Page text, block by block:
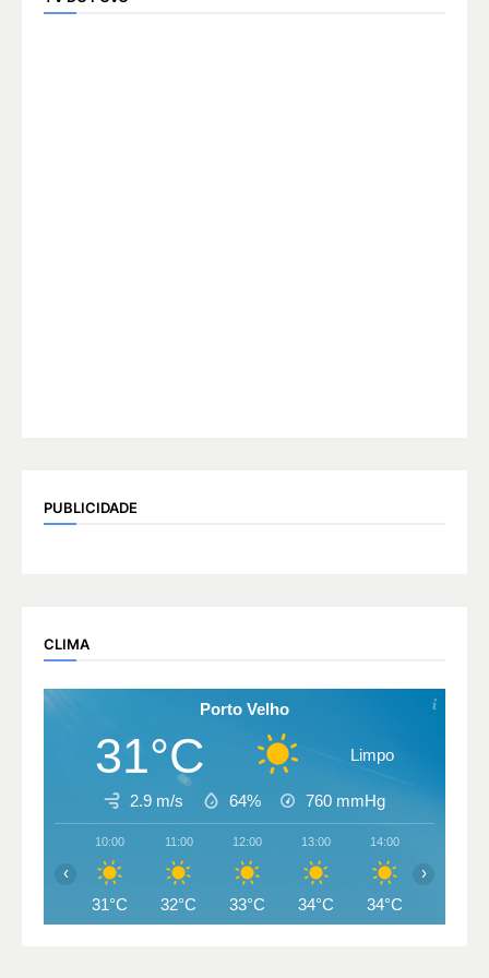
PUBLICIDADE
CLIMA
Porto Velho
31°C Limpo
2.9 m/s 64% 760 mmHg
10:00
31°C
11:00
32°C
12:00
33°C
13:00
34°C
14:00
34°C
‹ ›